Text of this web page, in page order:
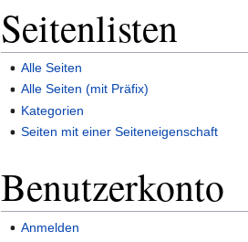
Seitenlisten
Alle Seiten
Alle Seiten (mit Präfix)
Kategorien
Seiten mit einer Seiteneigenschaft
Benutzerkonto
Anmelden